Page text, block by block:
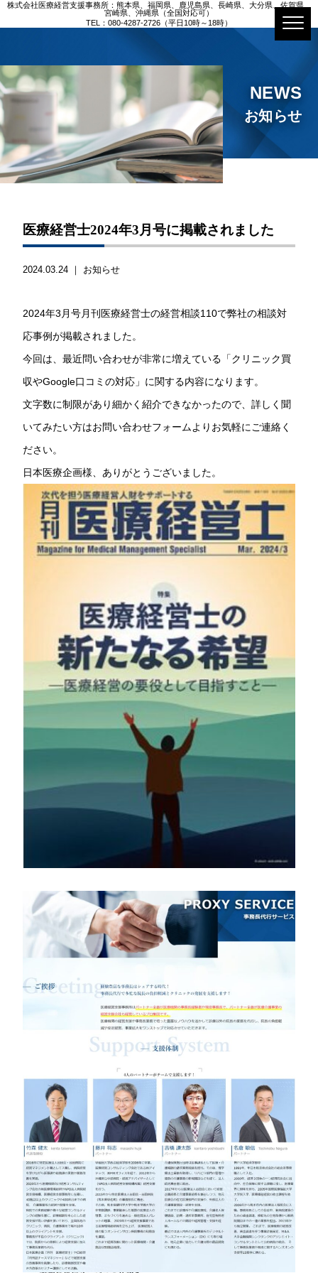
株式会社医療経営支援事務所：熊本県、福岡県、鹿児島県、長崎県、大分県、佐賀県、
宮崎県、沖縄県（全国対応可）
TEL：080-4287-2726（平日10時～18時）
NEWS
お知らせ
医療経営士2024年3月号に掲載されました
2024.03.24 ｜ お知らせ
2024年3月号月刊医療経営士の経営相談110で弊社の相談対
応事例が掲載されました。
今回は、最近問い合わせが非常に増えている「クリニック買
収やGoogle口コミの対応」に関する内容になります。
文字数に制限があり細かく紹介できなかったので、詳しく聞
いてみたい方はお問い合わせフォームよりお気軽にご連絡く
ださい。
日本医療企画様、ありがとうございました。